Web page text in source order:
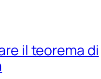
il teorema di